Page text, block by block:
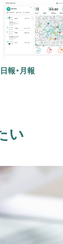
報・月報
い